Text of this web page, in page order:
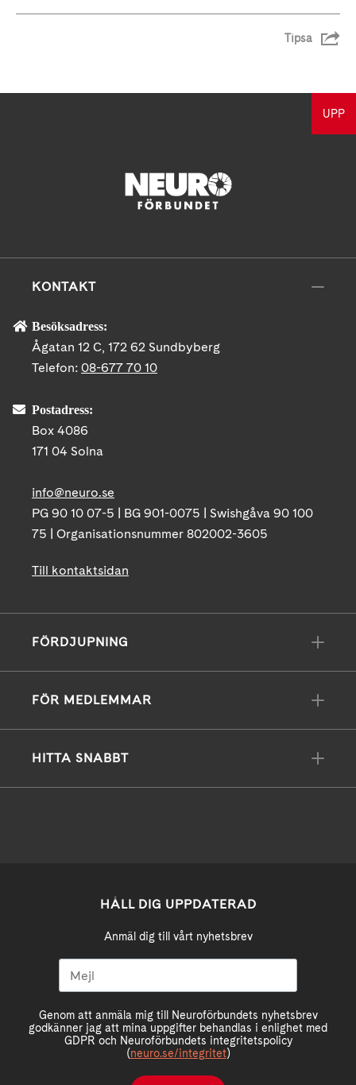
Tipsa
UPP
KONTAKT
Besöksadress:
Ågatan 12 C, 172 62 Sundbyberg
Telefon: 08-677 70 10
Postadress:
Box 4086
171 04 Solna
info@neuro.se
PG 90 10 07-5 | BG 901-0075 | Swishgåva 90 100
75 | Organisationsnummer 802002-3605
Till kontaktsidan
FÖRDJUPNING
FÖR MEDLEMMAR
HITTA SNABBT
HÅLL DIG UPPDATERAD
Anmäl dig till vårt nyhetsbrev
Genom att anmäla mig till Neuroförbundets nyhetsbrev
godkänner jag att mina uppgifter behandlas i enlighet med
GDPR och Neuroförbundets integritetspolicy
(neuro.se/integritet)